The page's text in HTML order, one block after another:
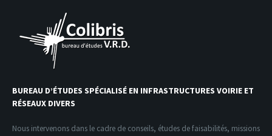
BUREAU D’ÉTUDES SPÉCIALISÉ EN INFRASTRUCTURES VOIRIE ET
RÉSEAUX DIVERS
Nous intervenons dans le cadre de conseils, études de faisabilités, missions